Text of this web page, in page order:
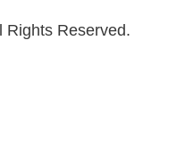
Rights Reserved.